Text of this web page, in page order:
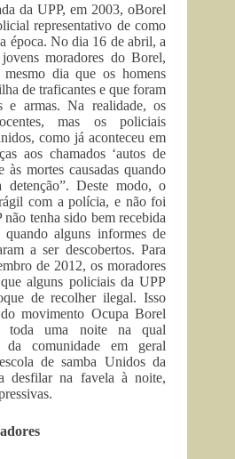
da UPP, em 2003, oBorel
representativo de como
época. No dia 16 de abril, a
moradores do Borel,
dia que os homens
de traficantes e que foram
e armas. Na realidade, os
mas os policiais
como já aconteceu em
aos chamados ‘autos de
às mortes causadas quando
detenção”. Deste modo, o
com a polícia, e não foi
tenha sido bem recebida
alguns informes de
a ser descobertos. Para
de 2012, os moradores
alguns policiais da UPP
de recolher ilegal. Isso
movimento Ocupa Borel
toda uma noite na qual
da comunidade em geral
de samba Unidos da
desfilar na favela à noite,